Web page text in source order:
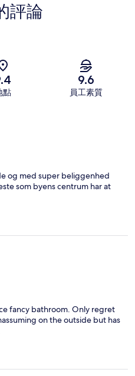
評論
點
9.6
員工素質
og med super beliggenhed
som byens centrum har at
fancy bathroom. Only regret
on the outside but has